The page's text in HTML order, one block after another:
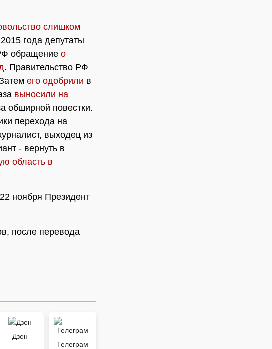
слишком
года депутаты
обращение о
. Правительство РФ
его одобрили в
выносили на
обширной повестки.
перехода на
выходец из
- вернуть в
область в
ноября Президент
после перевода
Дзен
Телеграм